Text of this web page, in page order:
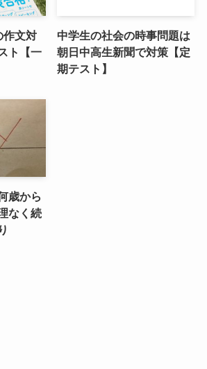
作文対
ト【一
中学生の社会の時事問題は
朝日中高生新聞で対策【定
期テスト】
歳から
なく続